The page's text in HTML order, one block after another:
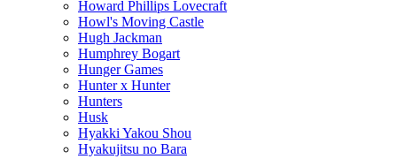
Howard Phillips Lovecraft
Howl's Moving Castle
Hugh Jackman
Humphrey Bogart
Hunger Games
Hunter x Hunter
Hunters
Husk
Hyakki Yakou Shou
Hyakujitsu no Bara